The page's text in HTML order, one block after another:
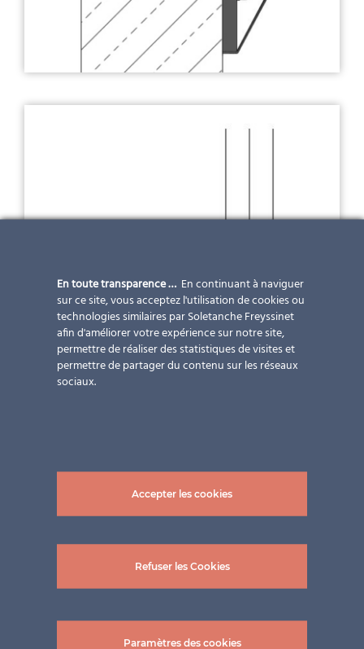
En toute transparence … En continuant à naviguer
sur ce site, vous acceptez l'utilisation de cookies ou
technologies similaires par Soletanche Freyssinet
afin d'améliorer votre expérience sur notre site,
permettre de réaliser des statistiques de visites et
permettre de partager du contenu sur les réseaux
sociaux.
Accepter les cookies
Refuser les Cookies
Paramètres des cookies